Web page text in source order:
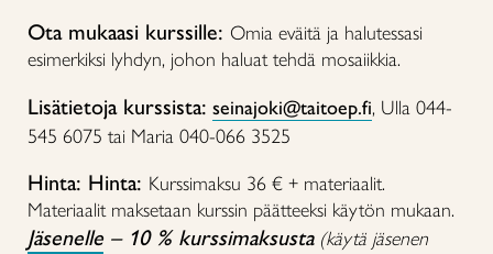
Ota mukaasi kurssille: Omia eväitä ja halutessasi
esimerkiksi lyhdyn, johon haluat tehdä mosaiikkia.
Lisätietoja kurssista: seinajoki@taitoep.fi, Ulla 044-
545 6075 tai Maria 040-066 3525
Hinta: Hinta: Kurssimaksu 36 € + materiaalit.
Materiaalit maksetaan kurssin päätteeksi käytön mukaan.
Jäsenelle– 10 % kurssimaksusta (käytä jäsenen